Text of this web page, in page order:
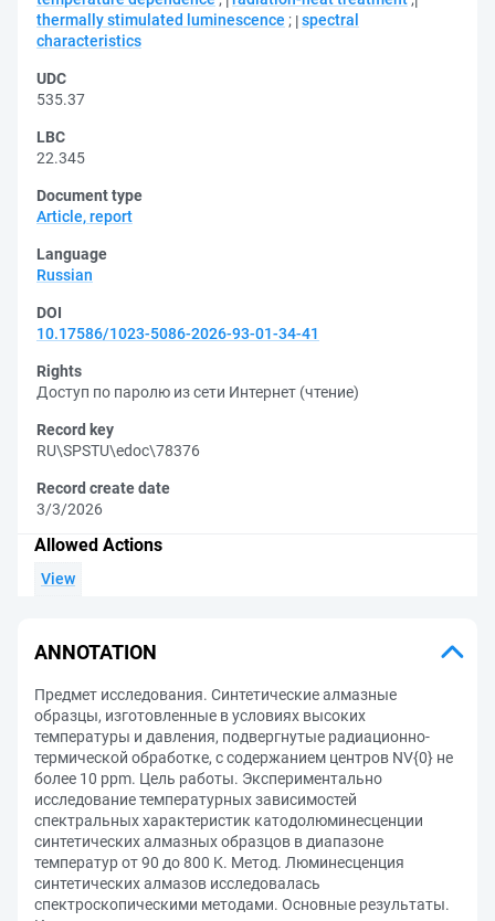
thermally stimulated luminescence ; spectral
characteristics
UDC
535.37
LBC
22.345
Document type
Article, report
Language
Russian
DOI
10.17586/1023-5086-2026-93-01-34-41
Rights
Доступ по паролю из сети Интернет (чтение)
Record key
RU\SPSTU\edoc\78376
Record create date
3/3/2026
Allowed Actions
View
ANNOTATION
Предмет исследования. Синтетические алмазные
образцы, изготовленные в условиях высоких
температуры и давления, подвергнутые радиационно-
термической обработке, с содержанием центров NV{0} не
более 10 ppm. Цель работы. Экспериментально
исследование температурных зависимостей
спектральных характеристик катодолюминесценции
синтетических алмазных образцов в диапазоне
температур от 90 до 800 K. Метод. Люминесценция
синтетических алмазов исследовалась
спектроскопическими методами. Основные результаты.